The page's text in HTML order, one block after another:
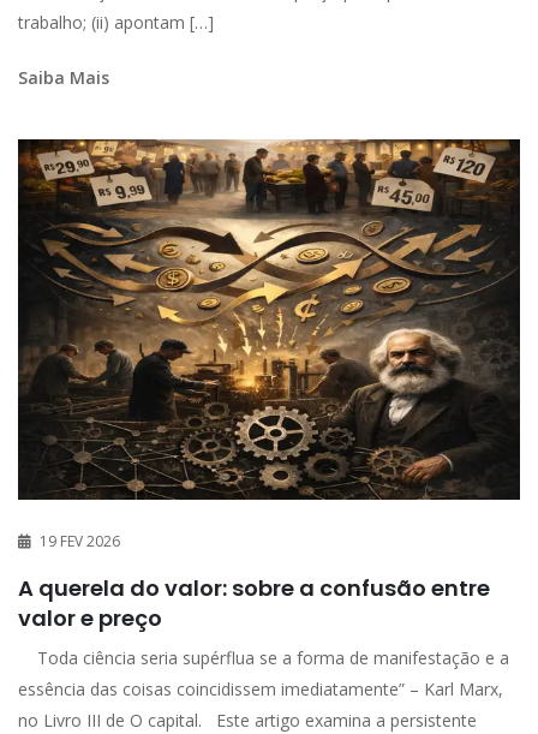
trabalho; (ii) apontam […]
Saiba Mais
19 FEV 2026
A querela do valor: sobre a confusão entre
valor e preço
Toda ciência seria supérflua se a forma de manifestação e a
essência das coisas coincidissem imediatamente” – Karl Marx,
no Livro III de O capital. Este artigo examina a persistente